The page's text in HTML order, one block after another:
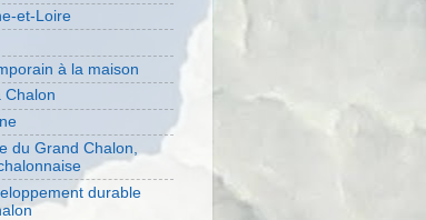
et-Loire
à la maison
Chalon
du Grand Chalon,
durable